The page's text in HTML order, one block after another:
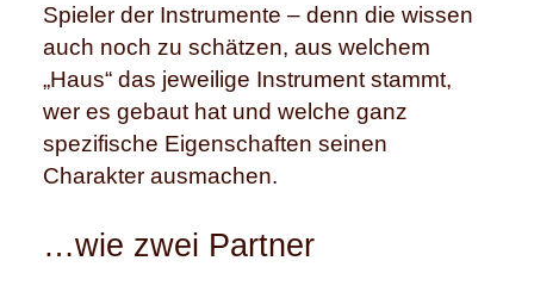
Spieler der Instrumente – denn die wissen
auch noch zu schätzen, aus welchem
„Haus“ das jeweilige Instrument stammt,
wer es gebaut hat und welche ganz
spezifische Eigenschaften seinen
Charakter ausmachen.
…wie zwei Partner